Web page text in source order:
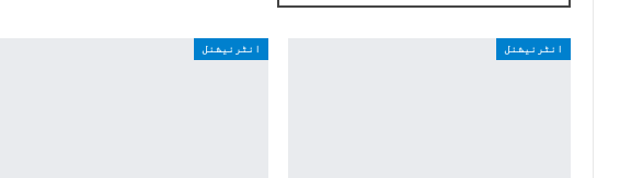
انٹرنیشنل انٹرنیشنل